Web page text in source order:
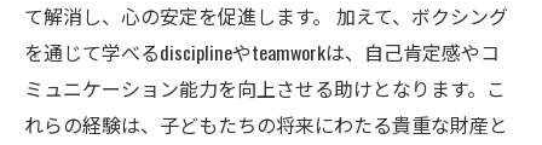
て解消し、心の安定を促進します。 加えて、ボクシング
を通じて学べるdisciplineやteamworkは、自己肯定感やコ
ミュニケーション能力を向上させる助けとなります。こ
れらの経験は、子どもたちの将来にわたる貴重な財産と